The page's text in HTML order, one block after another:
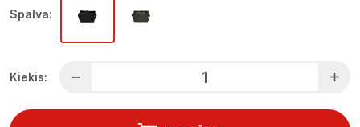
Spalva:
Kiekis: